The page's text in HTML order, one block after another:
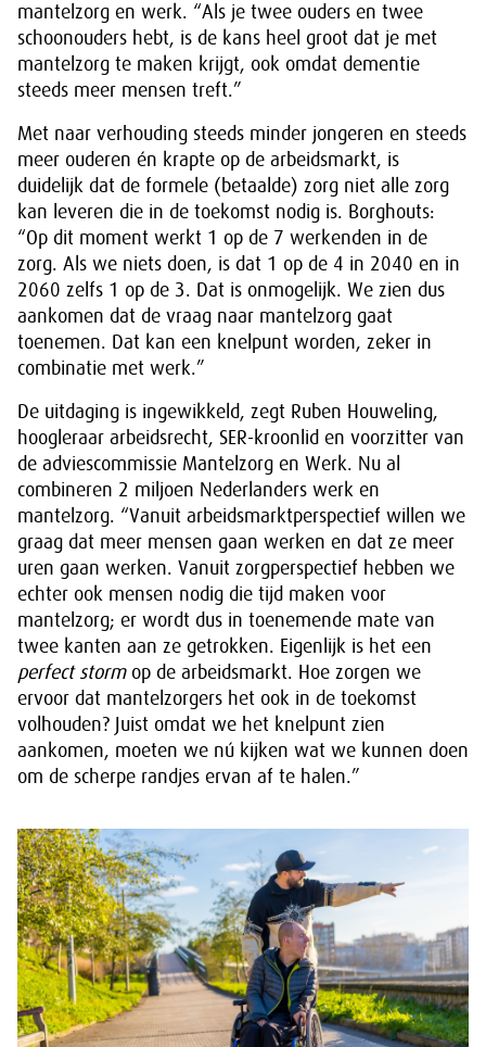
mantelzorg en werk. “Als je twee ouders en twee
schoonouders hebt, is de kans heel groot dat je met
mantelzorg te maken krijgt, ook omdat dementie
steeds meer mensen treft.”
Met naar verhouding steeds minder jongeren en steeds
meer ouderen én krapte op de arbeidsmarkt, is
duidelijk dat de formele (betaalde) zorg niet alle zorg
kan leveren die in de toekomst nodig is. Borghouts:
“Op dit moment werkt 1 op de 7 werkenden in de
zorg. Als we niets doen, is dat 1 op de 4 in 2040 en in
2060 zelfs 1 op de 3. Dat is onmogelijk. We zien dus
aankomen dat de vraag naar mantelzorg gaat
toenemen. Dat kan een knelpunt worden, zeker in
combinatie met werk.”
De uitdaging is ingewikkeld, zegt Ruben Houweling,
hoogleraar arbeidsrecht, SER-kroonlid en voorzitter van
de adviescommissie Mantelzorg en Werk. Nu al
combineren 2 miljoen Nederlanders werk en
mantelzorg. “Vanuit arbeidsmarktperspectief willen we
graag dat meer mensen gaan werken en dat ze meer
uren gaan werken. Vanuit zorgperspectief hebben we
echter ook mensen nodig die tijd maken voor
mantelzorg; er wordt dus in toenemende mate van
twee kanten aan ze getrokken. Eigenlijk is het een
perfect stormop de arbeidsmarkt. Hoe zorgen we
ervoor dat mantelzorgers het ook in de toekomst
volhouden? Juist omdat we het knelpunt zien
aankomen, moeten we nú kijken wat we kunnen doen
om de scherpe randjes ervan af te halen.”